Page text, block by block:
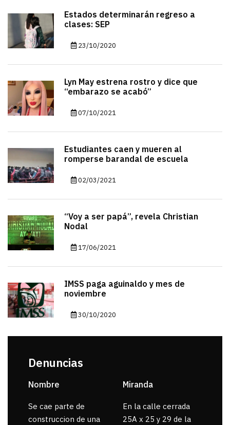
Estados determinarán regreso a
clases: SEP
23/10/2020
Lyn May estrena rostro y dice que
“embarazo se acabó”
07/10/2021
Estudiantes caen y mueren al
romperse barandal de escuela
02/03/2021
“Voy a ser papá”, revela Christian
Nodal
17/06/2021
IMSS paga aguinaldo y mes de
noviembre
30/10/2020
Denuncias
Nombre
Se cae parte de
construccion de una
Miranda
En la calle cerrada
25A x 25 y 29 de la